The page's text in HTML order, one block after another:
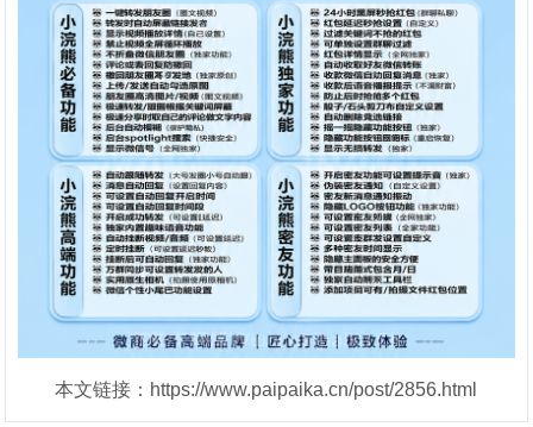
本文链接：https://www.paipaika.cn/post/2856.html